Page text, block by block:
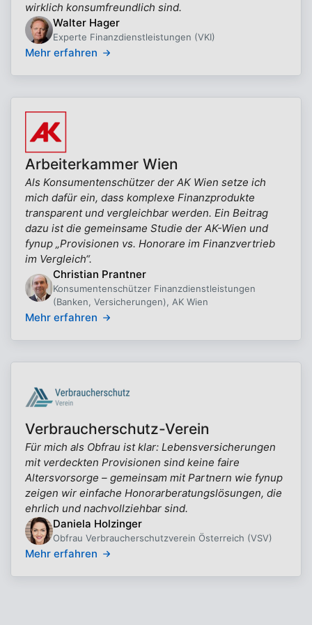
wirklich konsumfreundlich sind.
Walter Hager
Experte Finanzdienstleistungen (VKI)
Mehr erfahren
Arbeiterkammer Wien
Als Konsumentenschützer der AK Wien setze ich
mich dafür ein, dass komplexe Finanzprodukte
transparent und vergleichbar werden. Ein Beitrag
dazu ist die gemeinsame Studie der AK-Wien und
fynup „Provisionen vs. Honorare im Finanzvertrieb
im Vergleich“.
Christian Prantner
Konsumentenschützer Finanzdienstleistungen
(Banken, Versicherungen), AK Wien
Mehr erfahren
Verbraucherschutz-Verein
Für mich als Obfrau ist klar: Lebensversicherungen
mit verdeckten Provisionen sind keine faire
Altersvorsorge – gemeinsam mit Partnern wie fynup
zeigen wir einfache Honorarberatungslösungen, die
ehrlich und nachvollziehbar sind.
Daniela Holzinger
Obfrau Verbraucherschutzverein Österreich (VSV)
Mehr erfahren